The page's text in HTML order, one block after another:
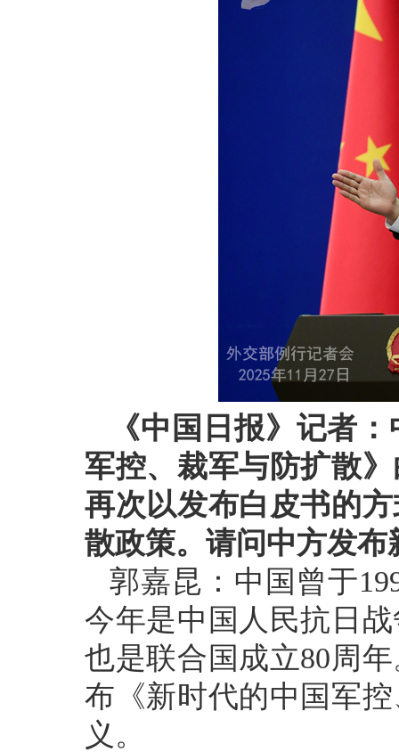
《中国日报》记者
军控、裁军与防扩散
再次以发布白皮书的
散政策。请问中方发
郭嘉昆：中国曾于
今年是中国人民抗日
也是联合国成立80周
布《新时代的中国军
义。